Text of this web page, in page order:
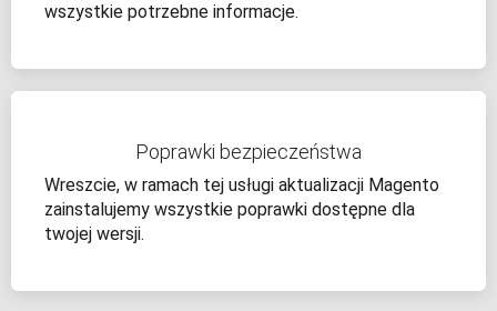
wszystkie potrzebne informacje.
Poprawki bezpieczeństwa
Wreszcie, w ramach tej usługi aktualizacji Magento
zainstalujemy wszystkie poprawki dostępne dla
twojej wersji.